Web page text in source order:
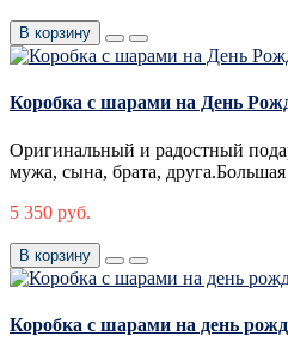
В корзину
Коробка с шарами на День
Оригинальный и радостный
мужа, сына, брата, друга.Большая
5 350 руб.
В корзину
Коробка с шарами на день